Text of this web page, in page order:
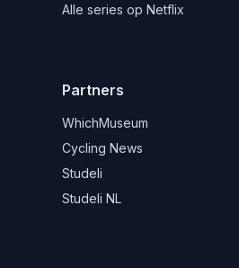
Alle series op Netflix
Partners
WhichMuseum
Cycling News
Studeli
Studeli NL